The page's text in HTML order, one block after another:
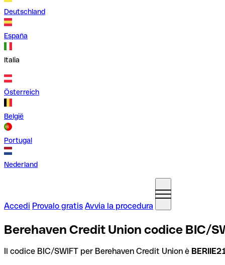
Deutschland
España
Italia
Österreich
België
Portugal
Nederland
Accedi Provalo gratis Avvia la procedura
Berehaven Credit Union codice BIC/
Il codice BIC/SWIFT per Berehaven Credit Union è